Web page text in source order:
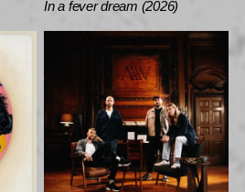
In a fever dream (2026)